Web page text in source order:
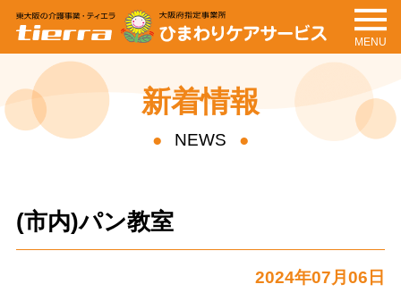
tierra
ひまわりケアサービ
ス
MENU
新着情報
NEWS
(市内)パン教室
2024年07月06日